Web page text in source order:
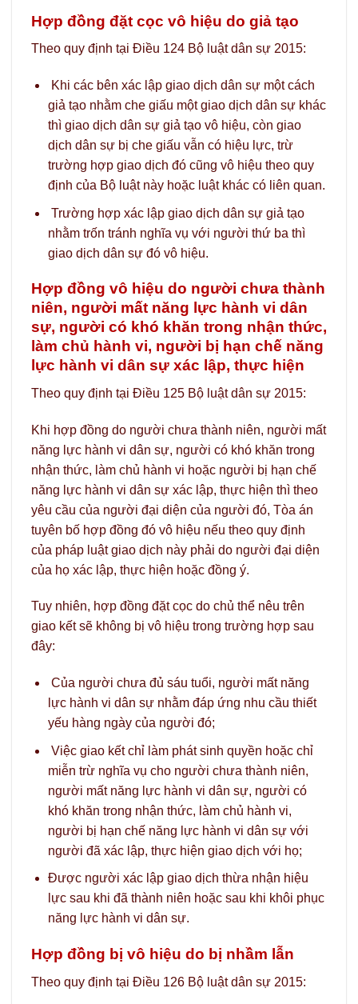
Hợp đồng đặt cọc vô hiệu do giả tạo
Theo quy định tại Điều 124 Bộ luật dân sự 2015:
Khi các bên xác lập giao dịch dân sự một cách
giả tạo nhằm che giấu một giao dịch dân sự khác
thì giao dịch dân sự giả tạo vô hiệu, còn giao
dịch dân sự bị che giấu vẫn có hiệu lực, trừ
trường hợp giao dịch đó cũng vô hiệu theo quy
định của Bộ luật này hoặc luật khác có liên quan.
Trường hợp xác lập giao dịch dân sự giả tạo
nhằm trốn tránh nghĩa vụ với người thứ ba thì
giao dịch dân sự đó vô hiệu.
Hợp đồng vô hiệu do người chưa thành
niên, người mất năng lực hành vi dân
sự, người có khó khăn trong nhận thức,
làm chủ hành vi, người bị hạn chế năng
lực hành vi dân sự xác lập, thực hiện
Theo quy định tại Điều 125 Bộ luật dân sự 2015:
Khi hợp đồng do người chưa thành niên, người mất
năng lực hành vi dân sự, người có khó khăn trong
nhận thức, làm chủ hành vi hoặc người bị hạn chế
năng lực hành vi dân sự xác lập, thực hiện thì theo
yêu cầu của người đại diện của người đó, Tòa án
tuyên bố hợp đồng đó vô hiệu nếu theo quy định
của pháp luật giao dịch này phải do người đại diện
của họ xác lập, thực hiện hoặc đồng ý.
Tuy nhiên, hợp đồng đặt cọc do chủ thể nêu trên
giao kết sẽ không bị vô hiệu trong trường hợp sau
đây:
Của người chưa đủ sáu tuổi, người mất năng
lực hành vi dân sự nhằm đáp ứng nhu cầu thiết
yếu hàng ngày của người đó;
Việc giao kết chỉ làm phát sinh quyền hoặc chỉ
miễn trừ nghĩa vụ cho người chưa thành niên,
người mất năng lực hành vi dân sự, người có
khó khăn trong nhận thức, làm chủ hành vi,
người bị hạn chế năng lực hành vi dân sự với
người đã xác lập, thực hiện giao dịch với họ;
Được người xác lập giao dịch thừa nhận hiệu
lực sau khi đã thành niên hoặc sau khi khôi phục
năng lực hành vi dân sự.
Hợp đồng bị vô hiệu do bị nhầm lẫn
Theo quy định tại Điều 126 Bộ luật dân sự 2015: